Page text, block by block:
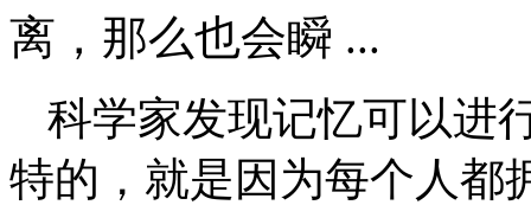
离，那么也会瞬 ...
科学家发现记忆可以进
特的，就是因为每个人都